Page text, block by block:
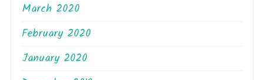
March 2020
February 2020
January 2020